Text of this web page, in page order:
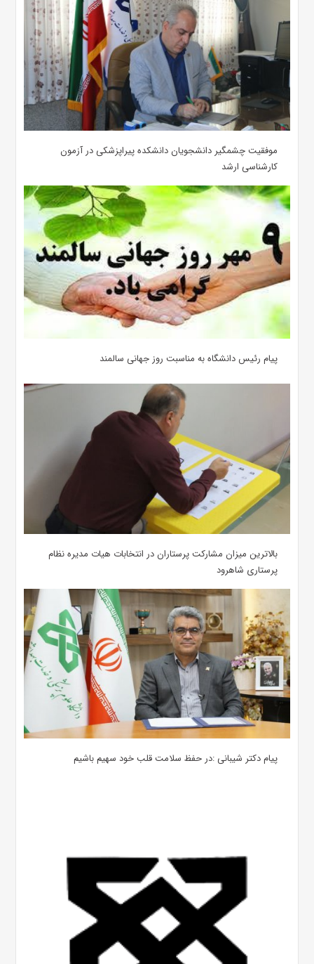
موفقیت چشمگیر دانشجویان دانشکده پیراپزشکی در آزمون
کارشناسی ارشد
پیام رئیس دانشگاه به مناسبت روز جهانی سالمند
بالاترین میزان مشارکت پرستاران در انتخابات هیات مدیره نظام
پرستاری شاهرود
پیام دکتر شیبانی :در حفظ سلامت قلب خود سهیم باشیم